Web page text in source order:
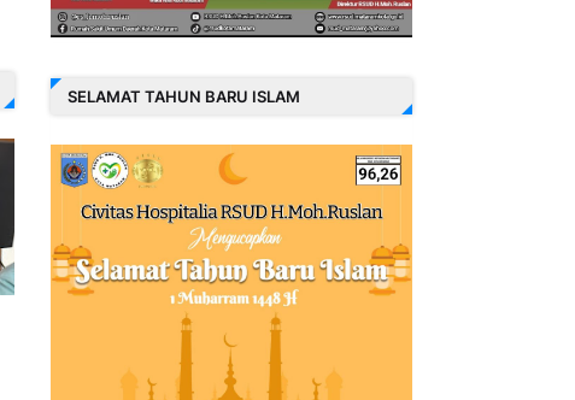
SELAMAT TAHUN BARU ISLAM